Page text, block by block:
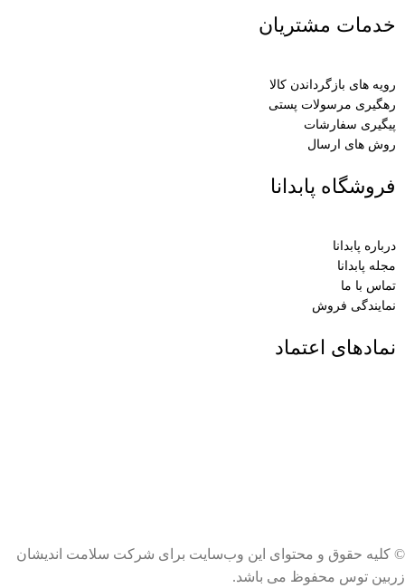
خدمات مشتریان
رویه های بازگرداندن کالا
رهگیری مرسولات پستی
پیگیری سفارشات
روش های ارسال
فروشگاه پابدانا
درباره پابدانا
مجله پابدانا
تماس با ما
نمایندگی فروش
نمادهای اعتماد
© کلیه حقوق و محتوای این وب‌سایت برای شرکت سلامت اندیشان
زربین توس محفوظ می باشد.